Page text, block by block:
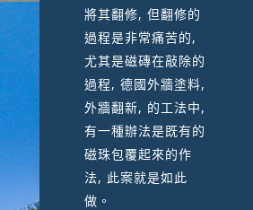
將其翻修, 但翻修的
過程是非常痛苦的,
尤其是磁磚在敲除的
過程, 德國外牆塗料,
外牆翻新, 的工法中,
有一種辦法是既有的
磁珠包覆起來的作
法, 此案就是如此
做。